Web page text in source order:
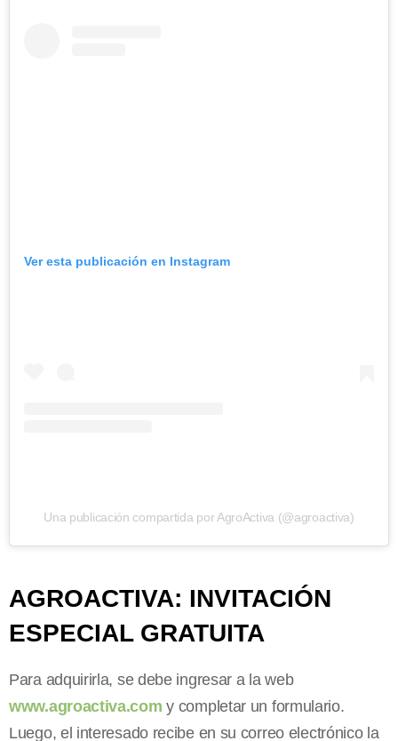
Ver esta publicación en Instagram
Una publicación compartida por AgroActiva (@agroactiva)
AGROACTIVA: INVITACIÓN
ESPECIAL GRATUITA
Para adquirirla, se debe ingresar a la web
www.agroactiva.com y completar un formulario.
Luego, el interesado recibe en su correo electrónico la